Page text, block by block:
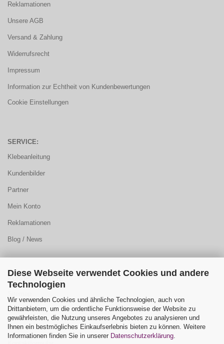
Diese Webseite verwendet Cookies und andere
Technologien
Wir verwenden Cookies und ähnliche Technologien, auch von
Drittanbietern, um die ordentliche Funktionsweise der Website zu
gewährleisten, die Nutzung unseres Angebotes zu analysieren und
Ihnen ein bestmögliches Einkaufserlebnis bieten zu können. Weitere
Informationen finden Sie in unserer Datenschutzerklärung.
Reklamationen
Unsere AGB
Versand & Zahlung
Widerrufsrecht
Impressum
Information zur Echtheit von Kundenbewertungen
Cookie Einstellungen
SERVICE:
Klebeanleitung
Kundenbilder
Partner
Mein Konto
Reklamationen
Blog / News
FAQ
Farbauswahl